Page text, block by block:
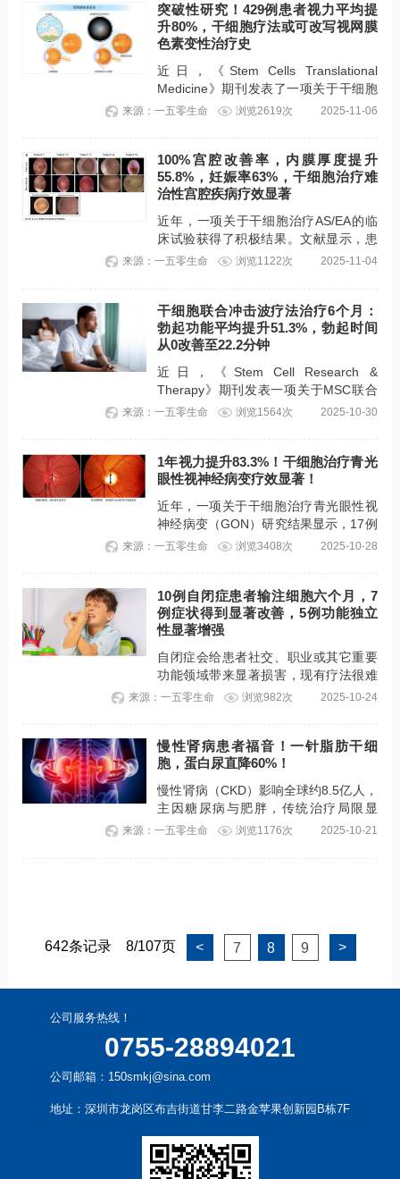
突破性研究！429例患者视力平均提
升80%，干细胞疗法或可改写视网膜
色素变性治疗史
近日，《Stem Cells Translational
Medicine》期刊发表了一项关于干细胞
治疗RP的大型临床试验。文献显示，术
电图（mfERG）和光敏感阈值均显著改
善，直至4年后这些参数依旧保持着略微
改善。
来源：一五零生命 浏览2619次 2025-11-06
100%宫腔改善率，内膜厚度提升
55.8%，妊娠率63%，干细胞治疗难
治性宫腔疾病疗效显著
近年，一项关于干细胞治疗AS/EA的临
床试验获得了积极结果。文献显示，患
者在接受单次自体骨髓来源干细胞
者子宫内膜厚度/宫腔均显著增加/改善，
妊娠率达到63%。
来源：一五零生命 浏览1122次 2025-11-04
干细胞联合冲击波疗法治疗6个月：
勃起功能平均提升51.3%，勃起时间
从0改善至22.2分钟
近日，《Stem Cell Research &
Therapy》期刊发表一项关于MSC联合
冲击波疗法治疗糖尿病ED的临床试验，
升，勃起时间从0改善到22.2分钟。
来源：一五零生命 浏览1564次 2025-10-30
1年视力提升83.3%！干细胞治疗青光
眼性视神经病变疗效显著！
近年，一项关于干细胞治疗青光眼性视
神经病变（GON）研究结果显示，17例
GON患者接受脉络膜上腔脐带来源的
著改善，视力平均提升83.3%。
来源：一五零生命 浏览3408次 2025-10-28
10例自闭症患者输注细胞六个月，7
例症状得到显著改善，5例功能独立
性显著增强
自闭症会给患者社交、职业或其它重要
功能领域带来显著损害，现有疗法很难
治愈或有效缓解。近期，有学者发表了
显著改善，这给自闭症的治疗再次提供
了有力证据。
来源：一五零生命 浏览982次 2025-10-24
慢性肾病患者福音！一针脂肪干细
胞，蛋白尿直降60%！
慢性肾病（CKD）影响全球约8.5亿人，
主因糖尿病与肥胖，传统治疗局限显
著。近期一项临床研究证实，单次输注
来源：一五零生命 浏览1176次 2025-10-21
642条记录 8/107页 < 7 8 9 >
公司服务热线！
0755-28894021
公司邮箱：150smkj@sina.com
地址：深圳市龙岗区布吉街道甘李二路金苹果创新园B栋7F